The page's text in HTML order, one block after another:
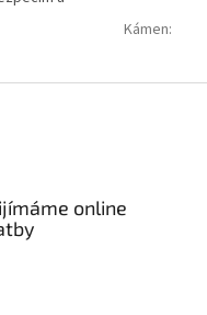
Kámen:
online